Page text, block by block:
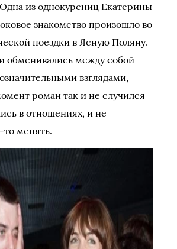
из однокурсниц Екатерины
знакомство произошло во
поездки в Ясную Поляну.
обменивались между собой
взглядами,
роман так и не случился
в отношениях, и не
менять.